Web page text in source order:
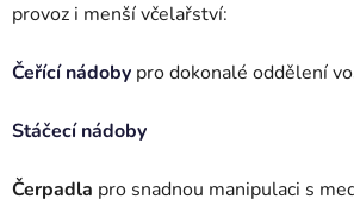
u
provoz i menší včelařství:
Čeřící nádoby pro dokonalé oddělení
Stáčecí nádoby
Čerpadla pro snadnou manipulaci s